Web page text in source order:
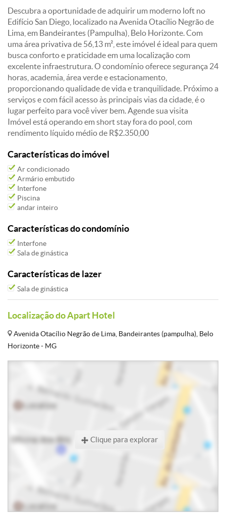
Descubra a oportunidade de adquirir um moderno loft no
Edifício San Diego, localizado na Avenida Otacílio Negrão de
Lima, em Bandeirantes (Pampulha), Belo Horizonte. Com
uma área privativa de 56,13 m², este imóvel é ideal para quem
busca conforto e praticidade em uma localização com
excelente infraestrutura. O condomínio oferece segurança 24
horas, academia, área verde e estacionamento,
proporcionando qualidade de vida e tranquilidade. Próximo a
serviços e com fácil acesso às principais vias da cidade, é o
lugar perfeito para você viver bem. Agende sua visita
Imóvel está operando em short stay fora do pool, com
rendimento líquido médio de R$2.350,00
Características do imóvel
Ar condicionado
Armário embutido
Interfone
Piscina
andar inteiro
Características do condomínio
Interfone
Sala de ginástica
Características de lazer
Sala de ginástica
Localização do Apart Hotel
Avenida Otacílio Negrão de Lima, Bandeirantes (pampulha), Belo
Horizonte - MG
Clique para explorar